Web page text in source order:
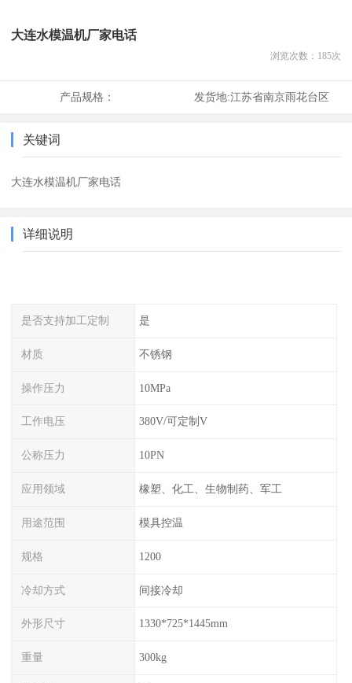
大连水模温机厂家电话
浏览次数： 185次
产品规格： 发货地:江苏省南京雨花台区
关键词
大连水模温机厂家电话
详细说明
是否支持加工定制 是
材质 不锈钢
操作压力 10MPa
工作电压 380V/可定制V
公称压力 10PN
应用领域 橡塑、化工、生物制药、军工
用途范围 模具控温
规格 1200
冷却方式 间接冷却
外形尺寸 1330*725*1445mm
重量 300kg